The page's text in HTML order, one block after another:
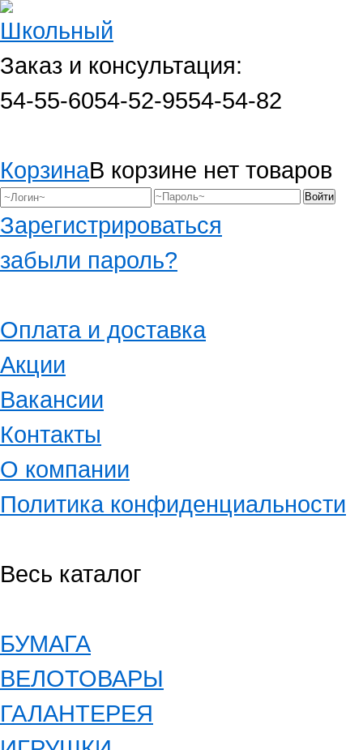
Заказ и консультация:
54-55-6054-52-9554-54-82
КорзинаВ корзине нет товаров
Зарегистрироваться
забыли пароль?
Оплата и доставка
Акции
Вакансии
Контакты
О компании
Политика конфиденциальности
Весь каталог
БУМАГА
ВЕЛОТОВАРЫ
ГАЛАНТЕРЕЯ